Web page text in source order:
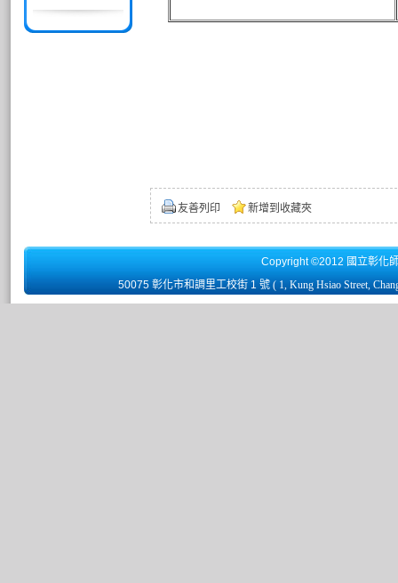
友善列印 新增到收藏夾
Copyright ©2012 國立彰化
50075 彰化市和調里工校街 1 號 ( 1, Kung Hsiao Street,